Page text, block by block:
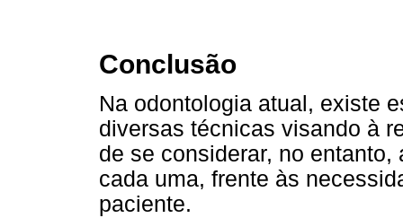
Conclusão
Na odontologia atual, existe
diversas técnicas visando à
de se considerar, no
cada uma, frente às
paciente.